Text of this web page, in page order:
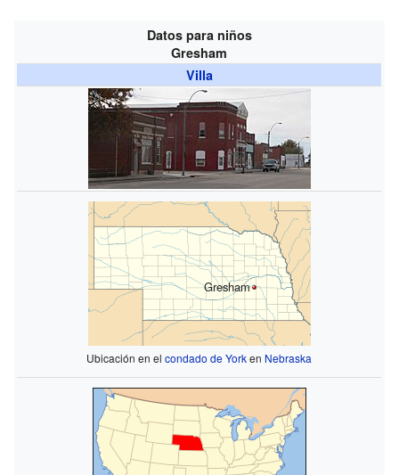
Datos para niños
Gresham
Villa
Gresham
Ubicación en elcondado de Yorken Nebraska